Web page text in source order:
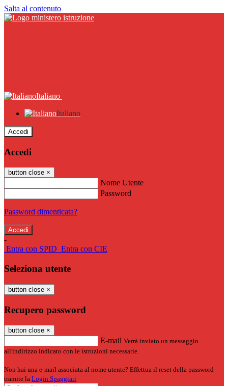
Salta al contenuto
Italiano
Italiano
Accedi
Accedi
button close ×
Nome Utente
Password
Password dimenticata?
-
Entra con SPID Entra con CIE
Seleziona utente
button close ×
Recupero password
button close ×
E-mail Verrà inviato un messaggio
all'indirizzo indicato con le istruzioni necessarie.
Non hai una e-mail associata al nome utente? Effettua il reset della password
tramite la Login Spaggiari